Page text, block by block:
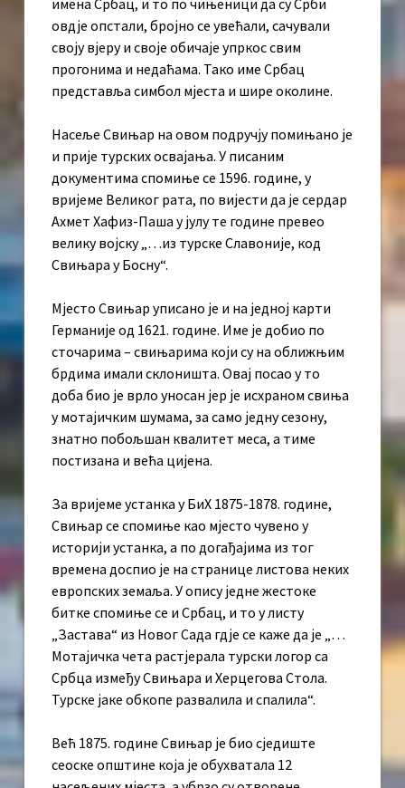
имена Србац, и то по чињеници да су Срби
овдје опстали, бројно се увећали, сачували
своју вјеру и своје обичаје упркос свим
прогонима и недаћама. Тако име Србац
представља симбол мјеста и шире околине.
Насеље Свињар на овом подручју помињано је
и прије турских освајања. У писаним
документима спомиње се 1596. године, у
вријеме Великог рата, по вијести да је сердар
Ахмет Хафиз-Паша у јулу те године превео
велику војску „…из турске Славоније, код
Свињара у Босну“.
Мјесто Свињар уписано је и на једној карти
Германије од 1621. године. Име је добио по
сточарима – свињарима који су на оближњим
брдима имали склоништа. Овај посао у то
доба био је врло уносан јер је исхраном свиња
у мотајичким шумама, за само једну сезону,
знатно побољшан квалитет меса, а тиме
постизана и већа цијена.
За вријеме устанка у БиХ 1875-1878. године,
Свињар се спомиње као мјесто чувено у
историји устанка, а по догађајима из тог
времена доспио је на странице листова неких
европских земаља. У опису једне жестоке
битке спомиње се и Србац, и то у листу
„Застава“ из Новог Сада гдје се каже да је „…
Мотајичка чета растјерала турски логор са
Србца између Свињара и Херцегова Стола.
Турске јаке обкопе развалила и спалила“.
Већ 1875. године Свињар је био сједиште
сеоске општине која је обухватала 12